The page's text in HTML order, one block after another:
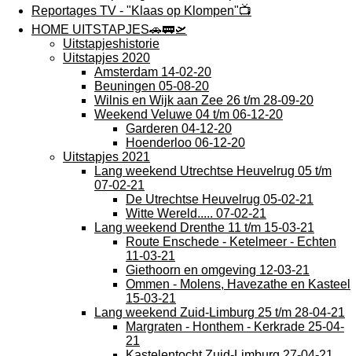
Reportages TV - "Klaas op Klompen"📺
HOME UITSTAPJES🚗🚃🛫
Uitstapjeshistorie
Uitstapjes 2020
Amsterdam 14-02-20
Beuningen 05-08-20
Wilnis en Wijk aan Zee 26 t/m 28-09-20
Weekend Veluwe 04 t/m 06-12-20
Garderen 04-12-20
Hoenderloo 06-12-20
Uitstapjes 2021
Lang weekend Utrechtse Heuvelrug 05 t/m
07-02-21
De Utrechtse Heuvelrug 05-02-21
Witte Wereld..... 07-02-21
Lang weekend Drenthe 11 t/m 15-03-21
Route Enschede - Ketelmeer - Echten
11-03-21
Giethoorn en omgeving 12-03-21
Ommen - Molens, Havezathe en Kasteel
15-03-21
Lang weekend Zuid-Limburg 25 t/m 28-04-21
Margraten - Honthem - Kerkrade 25-04-
21